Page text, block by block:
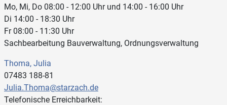
Mo, Mi, Do 08:00 - 12:00 Uhr und 14:00 - 16:00 Uhr
Di 14:00 - 18:30 Uhr
Fr 08:00 - 11:30 Uhr
Sachbearbeitung Bauverwaltung, Ordnungsverwaltung
Thoma, Julia
07483 188-81
Julia.Thoma@starzach.de
Telefonische Erreichbarkeit: